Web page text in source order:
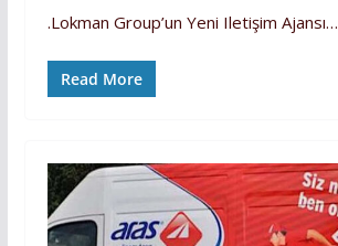
.Lokman Group’un Yeni Iletişim Ajansı…
Read More